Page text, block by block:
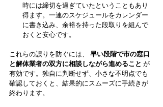
時には締切を過ぎていたということもあり
得ます。一連のスケジュールをカレンダー
に書き込み、余裕を持った段取りを組んで
おくと安心です。
これらの誤りを防ぐには、 早い段階で市の窓口
と解体業者の双方に相談しながら進めること が
有効です。独自に判断せず、小さな不明点でも
確認しておくと、結果的にスムーズに手続きが
終わります。